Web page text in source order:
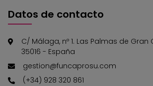
Datos de contacto
C/ Málaga, nº 1. Las Palmas de Gran
35016 - España
gestion@funcaprosu.com
(+34) 928 320 861